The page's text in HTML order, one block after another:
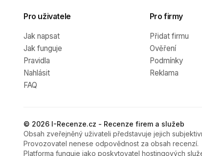
Pro uživatele
Jak napsat
Jak funguje
Pravidla
Nahlásit
FAQ
Pro firmy
Přidat firmu
Ověření
Podmínky
Reklama
© 2026 I-Recenze.cz - Recenze firem a služeb
Obsah zveřejněný uživateli představuje jejich
Provozovatel nenese odpovědnost za obsah recenzí.
Platforma funguje jako poskytovatel hostingových